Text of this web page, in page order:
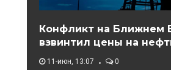
Конфликт на Ближнем
взвинтил цены на
11-июн, 13:07 0